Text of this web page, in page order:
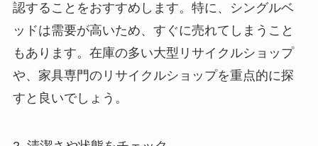
認することをおすすめします。特に、シングルベ
ッドは需要が高いため、すぐに売れてしまうこと
もあります。在庫の多い大型リサイクルショップ
や、家具専門のリサイクルショップを重点的に探
すと良いでしょう。